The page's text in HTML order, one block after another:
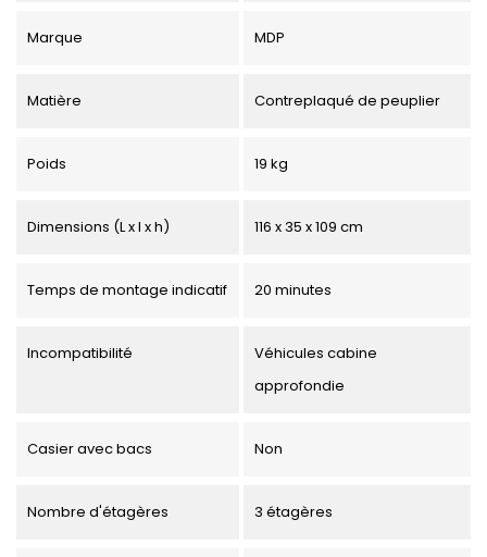
Marque MDP
Matière Contreplaqué de peuplier
Poids 19 kg
Dimensions (L x l x h) 116 x 35 x 109 cm
Temps de montage indicatif 20 minutes
Incompatibilité
Véhicules cabine
approfondie
Casier avec bacs Non
Nombre d'étagères 3 étagères